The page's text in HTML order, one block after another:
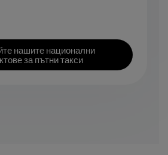
нашите национални
за пътни такси